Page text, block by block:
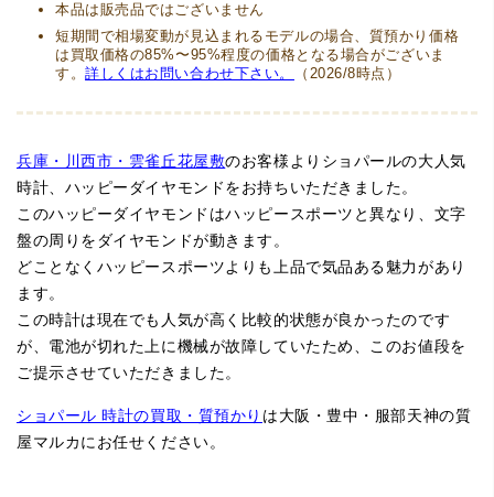
本品は販売品ではございません
短期間で相場変動が見込まれるモデルの場合、質預かり価格
は買取価格の85%〜95%程度の価格となる場合がございま
す。詳しくはお問い合わせ下さい。 （2026/8時点）
兵庫・川西市・雲雀丘花屋敷のお客様よりショパールの大人気
時計、ハッピーダイヤモンドをお持ちいただきました。
このハッピーダイヤモンドはハッピースポーツと異なり、文字
盤の周りをダイヤモンドが動きます。
どことなくハッピースポーツよりも上品で気品ある魅力があり
ます。
この時計は現在でも人気が高く比較的状態が良かったのです
が、電池が切れた上に機械が故障していたため、このお値段を
ご提示させていただきました。
ショパール 時計の買取・質預かり は大阪・豊中・服部天神の質
屋マルカにお任せください。